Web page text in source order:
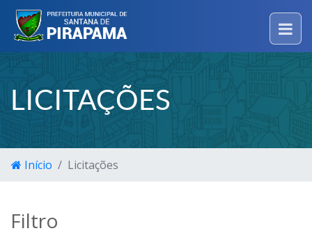
LICITAÇÕES
Início Licitações
Filtro